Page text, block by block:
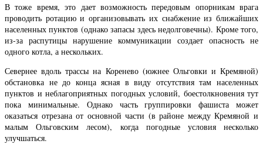
В тоже время, это дает возможность передовым опорникам врага
проводить ротацию и организовывать их снабжение из ближайших
населенных пунктов (однако запасы здесь недолговечны). Кроме того,
из-за распутицы нарушение коммуникации создает опасность не
одного котла, а нескольких.
Севернее вдоль трассы на Коренево (южнее Ольговки и Кремяной)
обстановка не до конца ясная в виду отсутствия там населенных
пунктов и неблагоприятных погодных условий, боестолкновения тут
пока минимальные. Однако часть группировки фашиста может
оказаться отрезана от основной части (в районе между Кремяной и
малым Ольговским лесом), когда погодные условия несколько
улучшаться.